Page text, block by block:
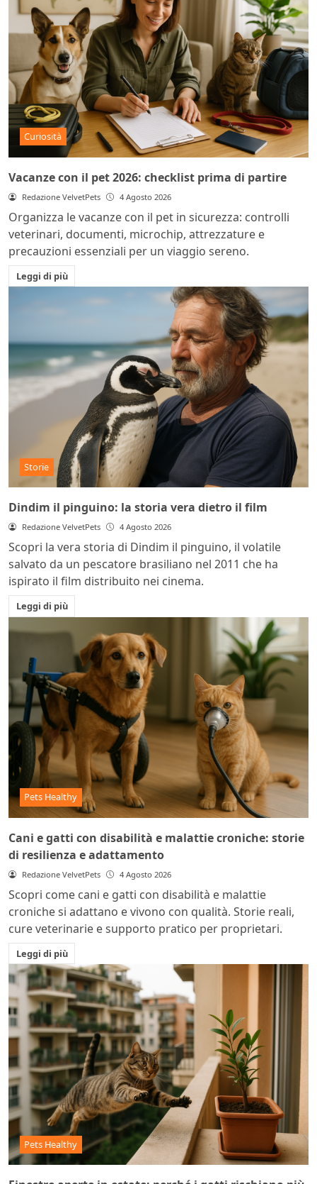
Curiosità
Vacanze con il pet 2026: checklist prima di partire
Redazione VelvetPets 4 Agosto 2026
Organizza le vacanze con il pet in sicurezza: controlli
veterinari, documenti, microchip, attrezzature e
precauzioni essenziali per un viaggio sereno.
Leggi di più
Storie
Dindim il pinguino: la storia vera dietro il film
Redazione VelvetPets 4 Agosto 2026
Scopri la vera storia di Dindim il pinguino, il volatile
salvato da un pescatore brasiliano nel 2011 che ha
ispirato il film distribuito nei cinema.
Leggi di più
Pets Healthy
Cani e gatti con disabilità e malattie croniche: storie
di resilienza e adattamento
Redazione VelvetPets 4 Agosto 2026
Scopri come cani e gatti con disabilità e malattie
croniche si adattano e vivono con qualità. Storie reali,
cure veterinarie e supporto pratico per proprietari.
Leggi di più
Pets Healthy